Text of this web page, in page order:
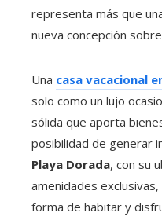
representa más que
nueva concepción
Una casa vacacional
solo como un lujo
sólida que aporta
posibilidad de generar
Playa Dorada, con su
amenidades
forma de habitar y